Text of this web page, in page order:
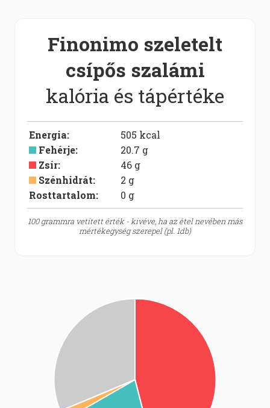
Finonimo szeletelt
csípős szalámi
kalória és tápértéke
Energia: 505 kcal
Fehérje: 20.7 g
Zsír: 46 g
Szénhidrát: 2 g
Rosttartalom:
0 g
100 grammra vetített érték - kivéve, ha az étel nevében más
mértékegység szerepel (pl. 1db)